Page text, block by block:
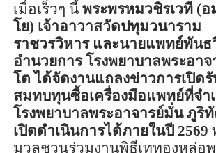
เมื่อเร็วๆ นี้ พระพรหมวชิรเวที (อ
โย) เจ้าอาวาสวัดปทุมวนาราม
ราชวรวิหารและนายแพทย์พันธ
อำนวยการ โรงพยาบาลพระอา
โตได้จัดงานแถลงข่าวการเปิด
สมทบทุนซื้อเครื่องมือแพทย์ที่จำ
โรงพยาบาลพระอาจารย์มั่น ภูริ
เปิดดำเนินการได้ภายในปี 2569
มวลชวนร่วมงานพิธีเททองหล่อ